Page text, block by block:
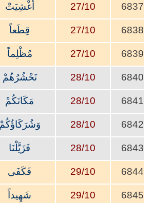
6837
27/10 أُغْشِيَتْ
6838
27/10 قِطَعاً
6839
27/10 مُظْلِماً
6840
28/10 نَحْشُرُهُمْ
6841
28/10 مَكَانَكُمْ
6842
28/10 وَشُرَكَاؤُكُمْ
6843
28/10 فَزَيَّلْنَا
6844
29/10 فَكَفَى
6845
29/10 شَهِيداً